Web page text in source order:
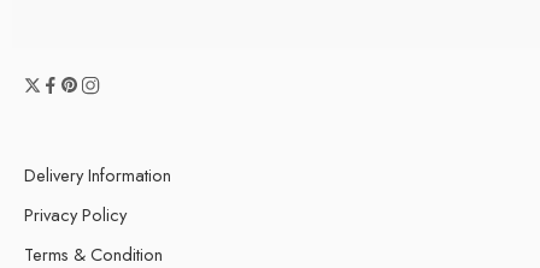
Delivery Information
Privacy Policy
Terms & Condition